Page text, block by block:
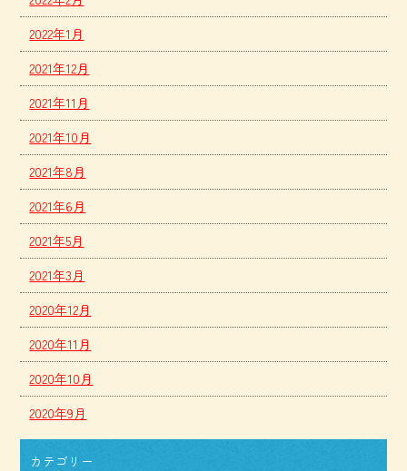
2022年1月
2021年12月
2021年11月
2021年10月
2021年8月
2021年6月
2021年5月
2021年3月
2020年12月
2020年11月
2020年10月
2020年9月
カテゴリー